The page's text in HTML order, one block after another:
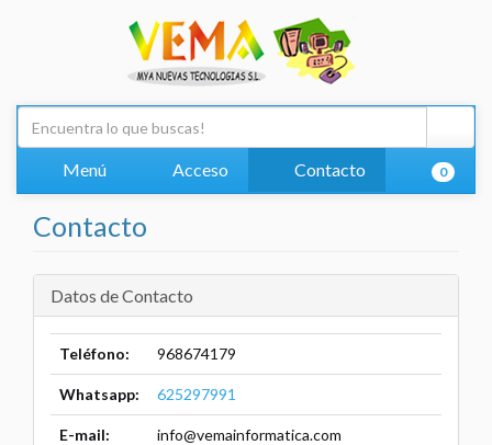
Menú Acceso Contacto 0
Contacto
Datos de Contacto
Teléfono: 968674179
Whatsapp: 625297991
E-mail: info@vemainformatica.com